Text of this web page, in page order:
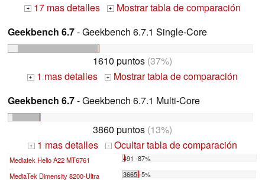
+ 17 mas detalles + Mostrar tabla de comparación
Geekbench 6.7- Geekbench 6.7.1 Single-Core
1610 puntos (37%)
+ 1 mas detalles +
Mostrar tabla de comparación
Geekbench 6.7- Geekbench 6.7.1 Multi-Core
3860 puntos (13%)
+ 1 mas detalles - Ocultar tabla de comparación
Mediatek Helio A22 MT6761 491 -87%
...
MediaTek Dimensity 8200-Ultra
3665 -5%